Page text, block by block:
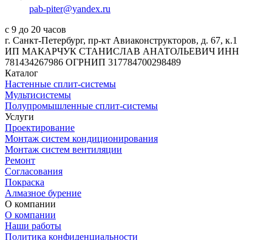
pab-piter@yandex.ru
с 9 до 20 часов
г. Санкт-Петербург, пр-кт Авиаконструкторов, д. 67, к.1
ИП МАКАРЧУК СТАНИСЛАВ АНАТОЛЬЕВИЧ ИНН
781434267986 ОГРНИП 317784700298489
Каталог
Настенные сплит-системы
Мультисистемы
Полупромышленные сплит-системы
Услуги
Проектирование
Монтаж систем кондиционирования
Монтаж систем вентиляции
Ремонт
Согласования
Покраска
Алмазное бурение
О компании
О компании
Наши работы
Политика конфиденциальности